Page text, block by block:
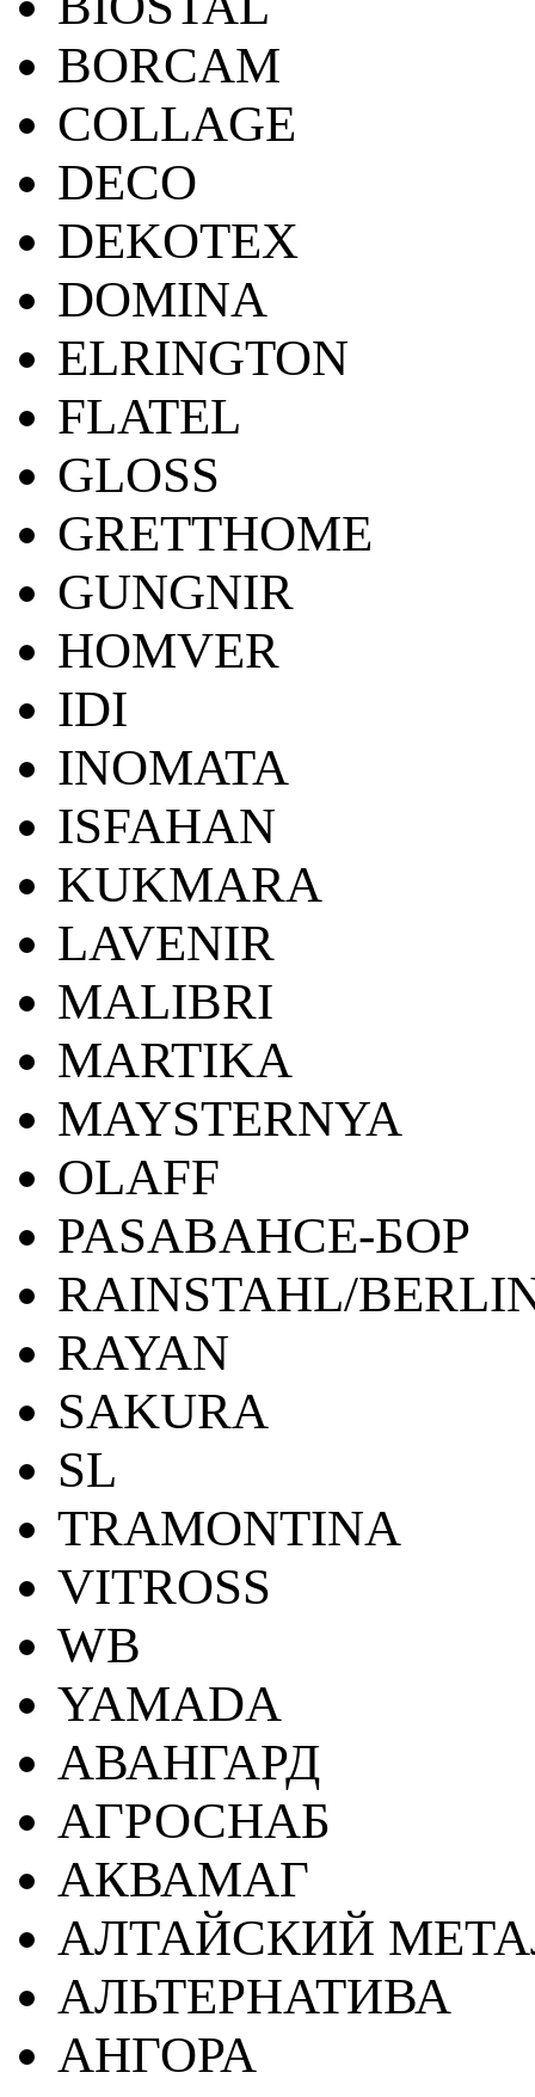
BORCAM
COLLAGE
DECO
DEKOTEX
DOMINA
ELRINGTON
FLATEL
GLOSS
GRETTHOME
GUNGNIR
HOMVER
IDI
INOMATA
ISFAHAN
KUKMARA
LAVENIR
MALIBRI
MARTIKA
MAYSTERNYA
OLAFF
PASABAHCE-БОР
RAINSTAHL/
RAYAN
SAKURA
SL
TRAMONTINA
VITROSS
WB
YAMADA
АВАНГАРД
АГРОСНАБ
АКВАМАГ
АЛТАЙСКИЙ
АЛЬТЕРНАТИВА
АНГОРА